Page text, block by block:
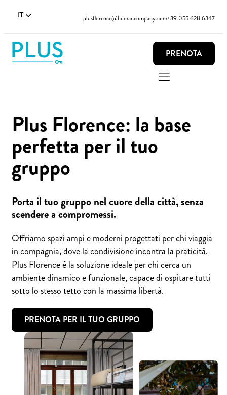
IT plusflorence@humancompany.com+39 055 628 6347
PRENOTA
Plus Florence: la base
perfetta per il tuo
gruppo
Porta il tuo gruppo nel cuore della città, senza
scendere a compromessi.
Offriamo spazi ampi e moderni progettati per chi viaggia
in compagnia, dove la condivisione incontra la praticità.
Plus Florence è la soluzione ideale per chi cerca un
ambiente dinamico e funzionale, capace di ospitare tutti
sotto lo stesso tetto con la massima libertà.
PRENOTA PER IL TUO GRUPPO